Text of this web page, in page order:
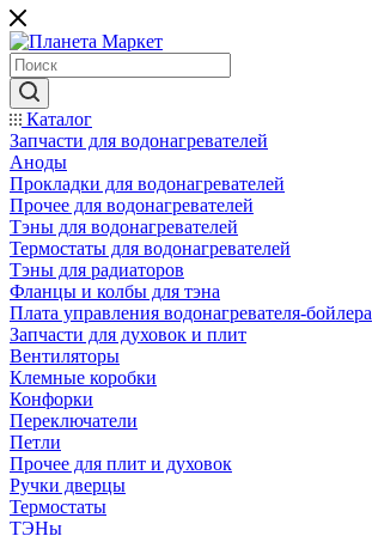
Каталог
Запчасти для водонагревателей
Аноды
Прокладки для водонагревателей
Прочее для водонагревателей
Тэны для водонагревателей
Термостаты для водонагревателей
Тэны для радиаторов
Фланцы и колбы для тэна
Плата управления водонагревателя-бойлера
Запчасти для духовок и плит
Вентиляторы
Клемные коробки
Конфорки
Переключатели
Петли
Прочее для плит и духовок
Ручки дверцы
Термостаты
ТЭНы